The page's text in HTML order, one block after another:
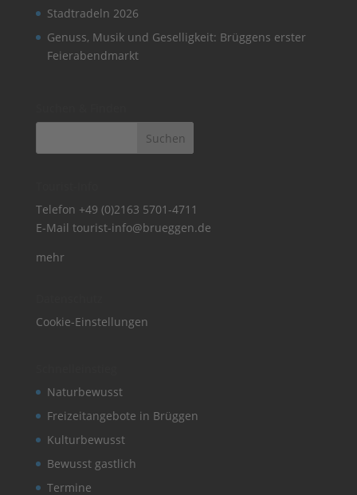
Stadtradeln 2026
Genuss, Musik und Geselligkeit: Brüggens erster
Feierabendmarkt
Telefon +49 (0)2163 5701-4711
E-Mail tourist-info@brueggen.de
mehr
Cookie-Einstellungen
Naturbewusst
Freizeitangebote in Brüggen
Kulturbewusst
Bewusst gastlich
Termine